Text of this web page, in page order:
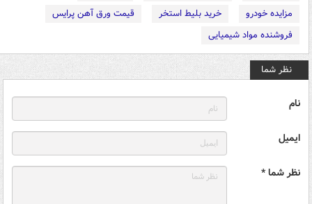
مزایده خودرو
خرید بلیط استخر
قیمت ورق آهن پرایس
فروشنده مواد شیمیایی
نظر شما
نام
ایمیل
نظر شما *